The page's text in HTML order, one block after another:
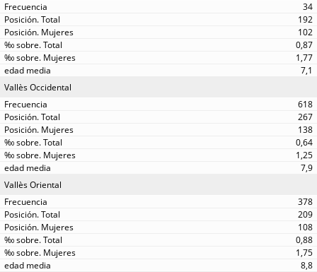
34
192
102
0,87
1,77
7,1
Vallès Occidental
618
267
138
0,64
1,25
7,9
Vallès Oriental
378
209
108
0,88
1,75
8,8